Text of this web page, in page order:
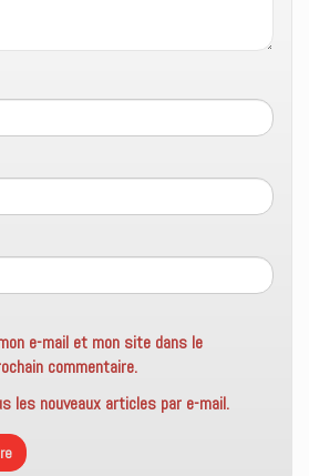
e-mail et mon site dans le
commentaire.
les nouveaux articles par e-mail.